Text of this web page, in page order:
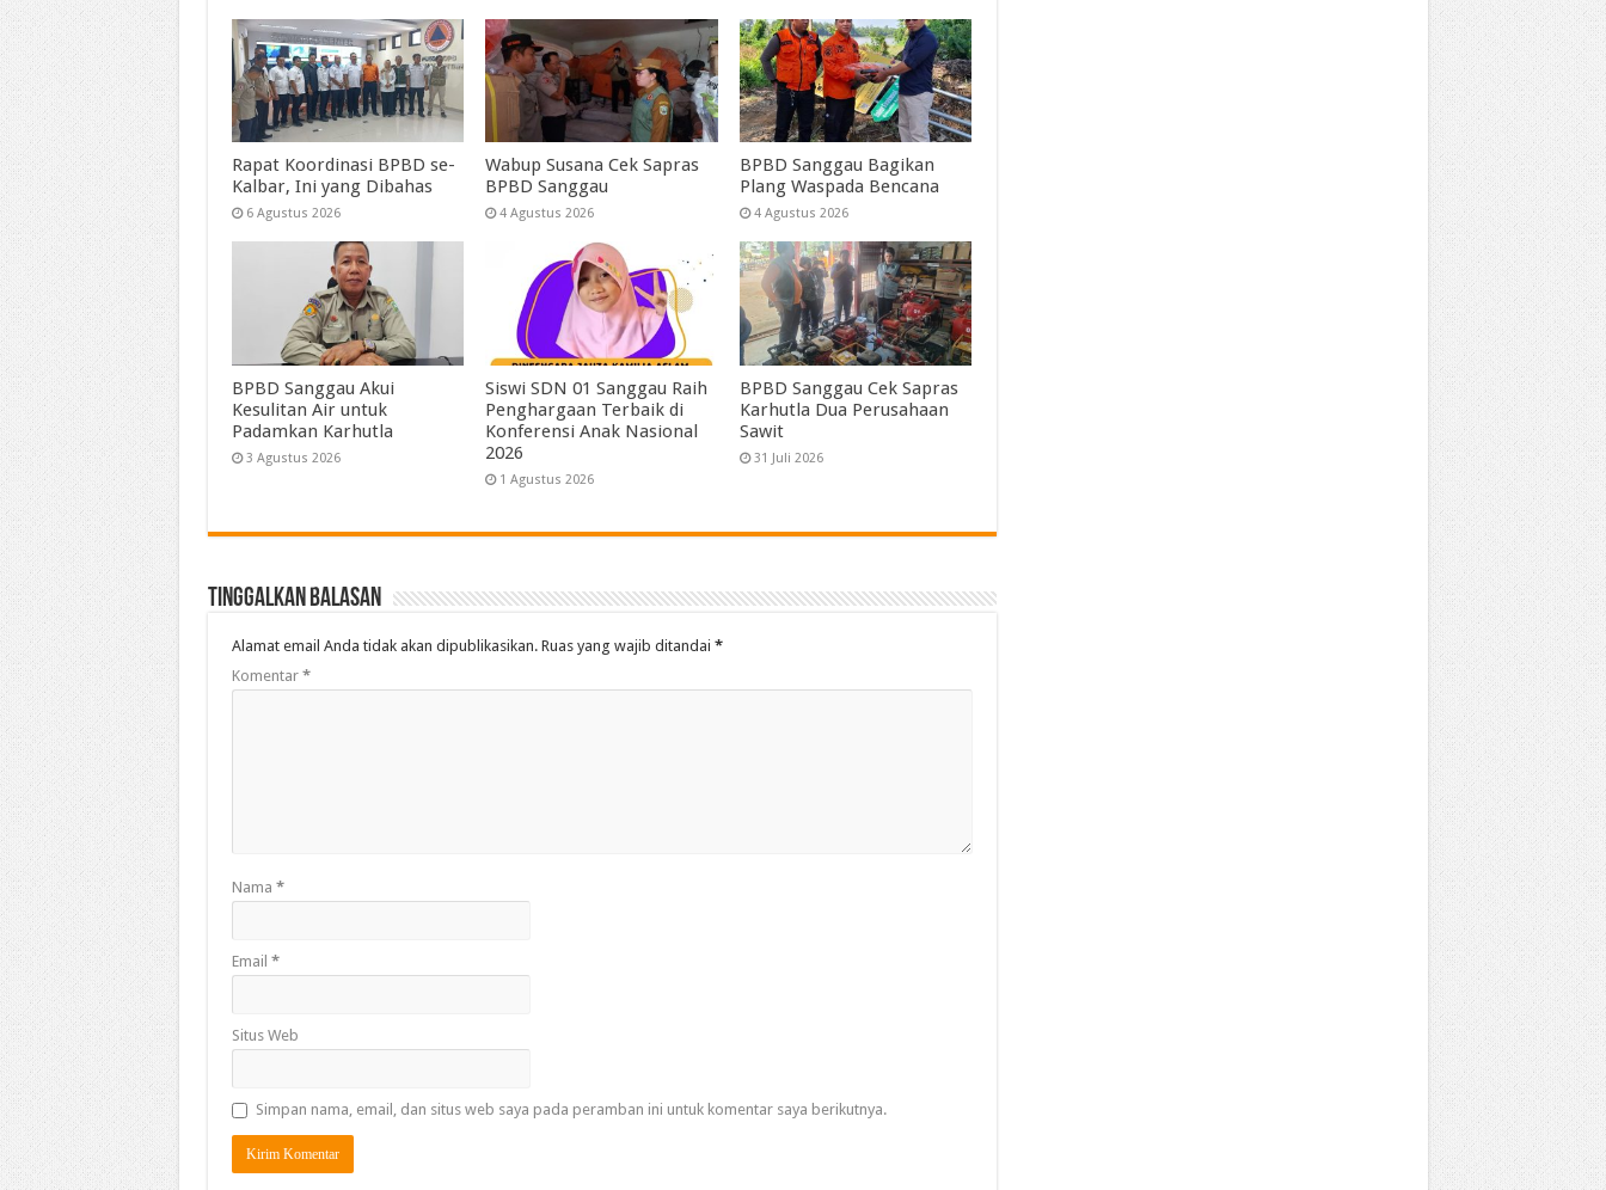
Rapat Koordinasi BPBD se-
Kalbar, Ini yang Dibahas
6 Agustus 2026
Wabup Susana Cek Sapras
BPBD Sanggau
4 Agustus 2026
BPBD Sanggau Bagikan
Plang Waspada Bencana
4 Agustus 2026
BPBD Sanggau Akui
Kesulitan Air untuk
Padamkan Karhutla
3 Agustus 2026
Siswi SDN 01 Sanggau Raih
Penghargaan Terbaik di
Konferensi Anak Nasional
2026
1 Agustus 2026
BPBD Sanggau Cek Sapras
Karhutla Dua Perusahaan
Sawit
31 Juli 2026
Tinggalkan Balasan
Alamat email Anda tidak akan dipublikasikan. Ruas yang wajib ditandai *
Komentar *
Nama *
Email *
Situs Web
Simpan nama, email, dan situs web saya pada peramban ini untuk komentar saya berikutnya.